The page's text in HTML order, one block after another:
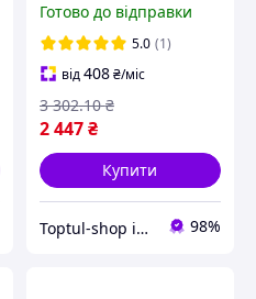
вантажів та
інструментів самоскид
4-колісний SHT55_Q
Готово до відправки
5.0 (1)
від408₴/міс
2 447₴
3 302.10 ₴
Купити
Toptul-shop інтернет магазин 98%